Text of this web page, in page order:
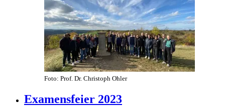
Foto: Prof. Dr. Christoph Ohler
Examensfeier 2023